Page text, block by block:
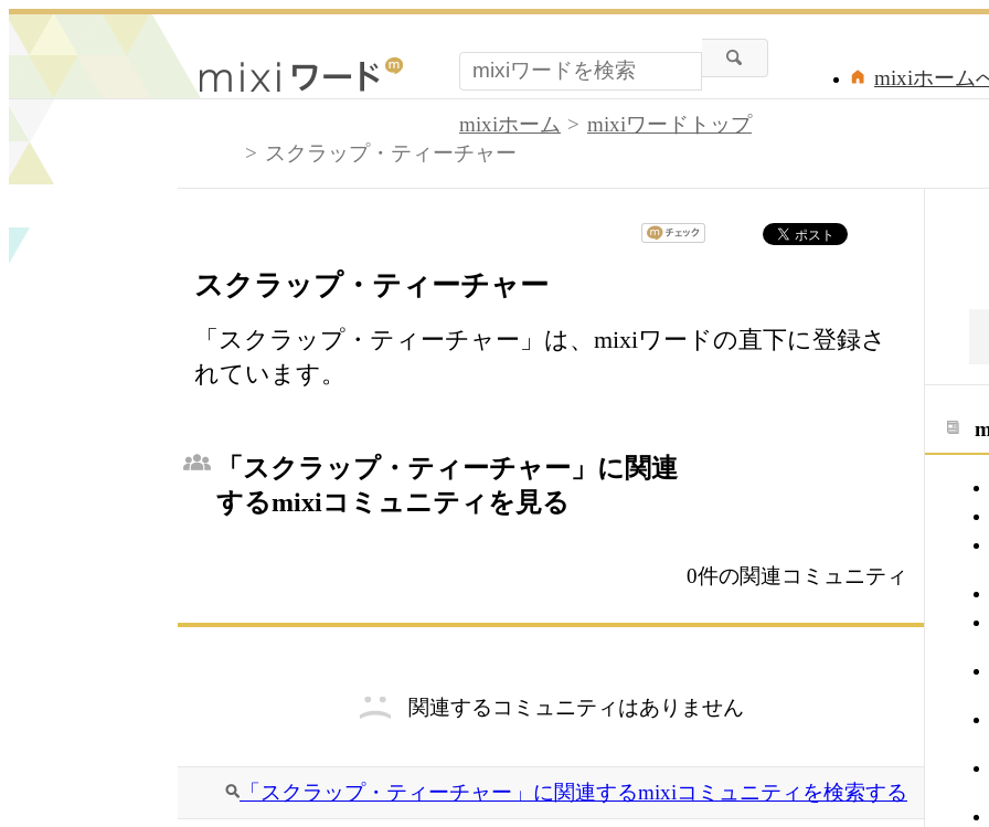
mixiホーム
mixiホーム
mixiワードトップ
スクラップ・ティーチャー
スクラップ・ティーチャー
「スクラップ・ティーチャー」は、mixiワードの直下に登録さ
れています。
「スクラップ・ティーチャー」に関連
するmixiコミュニティを見る
0件の関連コミュニティ
関連するコミュニティはありません
「スクラップ・ティーチャー」に関連するmixiコミュニティを検索する